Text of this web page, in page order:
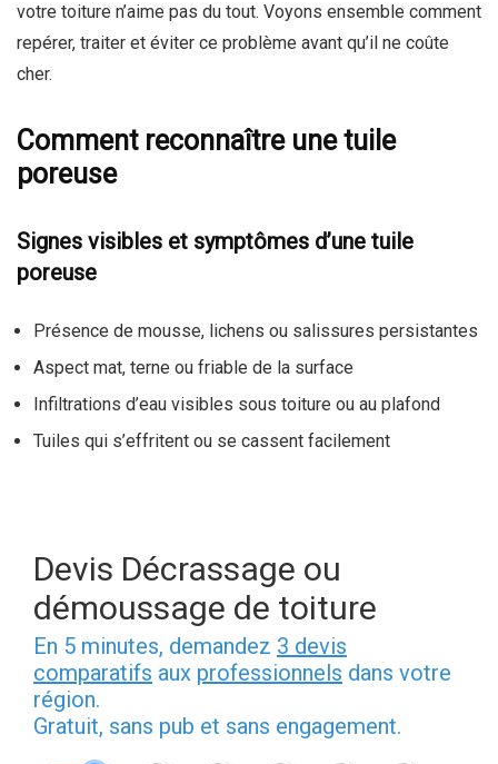
votre toiture n’aime pas du tout. Voyons ensemble comment
repérer, traiter et éviter ce problème avant qu’il ne coûte
cher.
Comment reconnaître une tuile
poreuse
Signes visibles et symptômes d’une tuile
poreuse
Présence de mousse, lichens ou salissures persistantes
Aspect mat, terne ou friable de la surface
Infiltrations d’eau visibles sous toiture ou au plafond
Tuiles qui s’effritent ou se cassent facilement
Devis Décrassage ou
démoussage de toiture
En 5 minutes, demandez 3 devis
comparatifs aux professionnels dans votre
région.
Gratuit, sans pub et sans engagement.